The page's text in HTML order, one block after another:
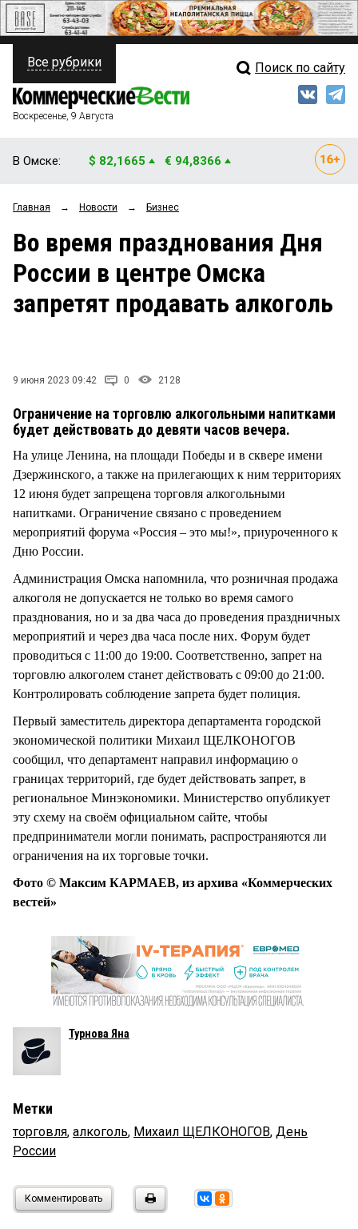
ПОЛИТИКА
ФИНАНСЫ
ОБЩЕСТВО
ЗАКОН
НОВОСТИ КОМПАНИЙ
Свежий выпуск
Рейтинги
Блоги
Архив
Все рубрики Поиск по сайту
Воскресенье, 9 Августа
В Омске: $ 82,1665 € 94,8366
Главная → Новости → Бизнес
Во время празднования Дня
России в центре Омска
запретят продавать алкоголь
9 июня 2023 09:42 0 2128
Ограничение на торговлю алкогольными напитками
будет действовать до девяти часов вечера.
На улице Ленина, на площади Победы и в сквере имени
Дзержинского, а также на прилегающих к ним территориях
12 июня будет запрещена торговля алкогольными
напитками. Ограничение связано с проведением
мероприятий форума «Россия – это мы!», приуроченного к
Дню России.
Администрация Омска напомнила, что розничная продажа
алкоголя не допускается не только во время самого
празднования, но и за два часа до проведения праздничных
мероприятий и через два часа после них. Форум будет
проводиться с 11:00 до 19:00. Соответственно, запрет на
торговлю алкоголем станет действовать с 09:00 до 21:00.
Контролировать соблюдение запрета будет полиция.
Первый заместитель директора департамента городской
экономической политики Михаил ЩЕЛКОНОГОВ
сообщил, что департамент направил информацию о
границах территорий, где будет действовать запрет, в
региональное Минэкономики. Министерство опубликует
эту схему на своём официальном сайте, чтобы
предприниматели могли понимать, распространяются ли
ограничения на их торговые точки.
Фото © Максим КАРМАЕВ, из архива «Коммерческих
вестей»
Турнова Яна
Метки
торговля, алкоголь, Михаил ЩЕЛКОНОГОВ, День
России
Комментировать